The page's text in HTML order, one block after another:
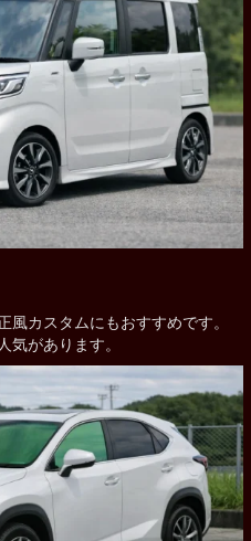
カスタムにもおすすめです。
があります。